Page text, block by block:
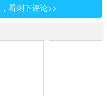
看剩下评论>>